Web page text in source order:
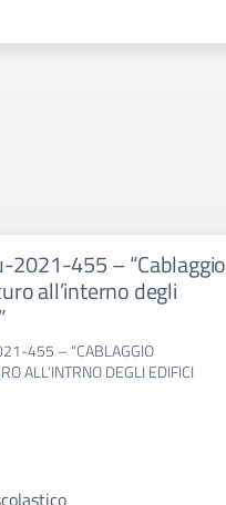
455 – “Cablaggio
all’interno degli
455 – “CABLAGGIO
ALL’INTRNO DEGLI EDIFICI